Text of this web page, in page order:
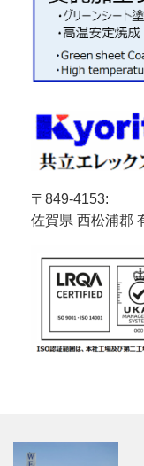
〒849-4153:
佐賀県 西松浦郡